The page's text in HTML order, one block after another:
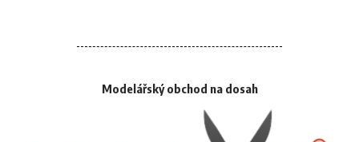
Modelářský obchod na dosah